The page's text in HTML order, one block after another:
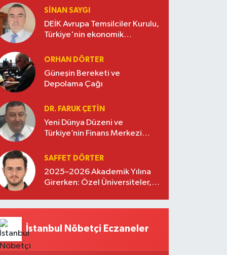
SINAN SAYGI
DEİK Avrupa Temsilciler Kurulu,
Türkiye'nin ekonomik
oluşturuyor
ORHAN DÖRTER
Güneşin Bereketi ve
Depolama Çağı
DR. FARUK ÇETİN
Yeni Dünya Düzeni ve
Türkiye’nin Finans Merkezi
SAFFET DÖRTER
2025–2026 Akademik Yılına
Girerken: Özel Üniversiteler,
İstanbul Nöbetçi Eczaneler